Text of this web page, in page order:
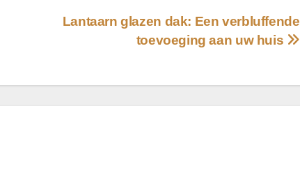
Lantaarn glazen dak: Een verbluffende
toevoeging aan uw huis